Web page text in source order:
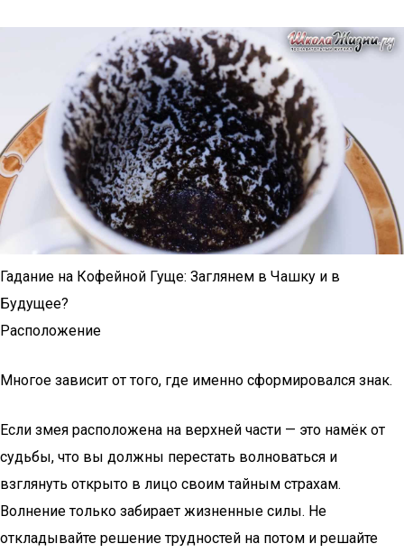
Гадание на Кофейной Гуще: Заглянем в Чашку и в
Будущее?
Расположение
Многое зависит от того, где именно сформировался знак.
Если змея расположена на верхней части — это намёк от
судьбы, что вы должны перестать волноваться и
взглянуть открыто в лицо своим тайным страхам.
Волнение только забирает жизненные силы. Не
откладывайте решение трудностей на потом и решайте